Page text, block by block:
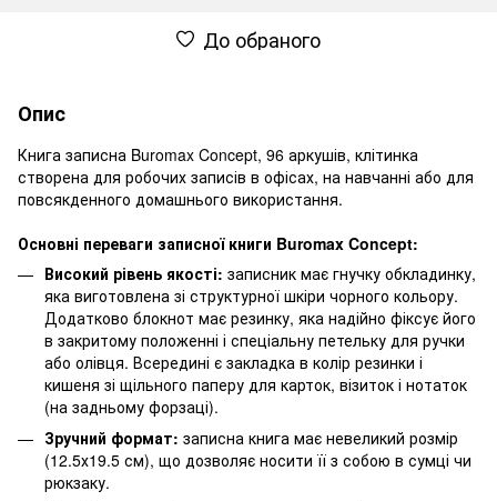
До обраного
Опис
Книга записна Buromax Concept, 96 аркушів, клітинка
створена для робочих записів в офісах, на навчанні або для
повсякденного домашнього використання.
Основні переваги записної книги Buromax Concept:
Високий рівень якості: записник має гнучку обкладинку,
яка виготовлена зі структурної шкіри чорного кольору.
Додатково блокнот має резинку, яка надійно фіксує його
в закритому положенні і спеціальну петельку для ручки
або олівця. Всередині є закладка в колір резинки і
кишеня зі щільного паперу для карток, візиток і нотаток
(на задньому форзаці).
Зручний формат: записна книга має невеликий розмір
(12.5х19.5 см), що дозволяє носити її з собою в сумці чи
рюкзаку.